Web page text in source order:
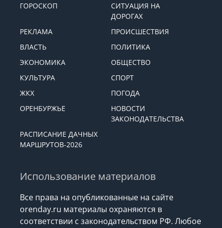
ГОРОСКОП
СИТУАЦИЯ НА
ДОРОГАХ
РЕКЛАМА
ПРОИСШЕСТВИЯ
ВЛАСТЬ
ПОЛИТИКА
ЭКОНОМИКА
ОБЩЕСТВО
КУЛЬТУРА
СПОРТ
ЖКХ
ПОГОДА
ОРЕНБУРЖЬЕ
НОВОСТИ
ЗАКОНОДАТЕЛЬСТВА
РАСПИСАНИЕ ДАЧНЫХ
МАРШРУТОВ-2026
Использование материалов
Все права на опубликованные на сайте
orenday.ru материалы охраняются в
соответствии с законодательством РФ. Любое